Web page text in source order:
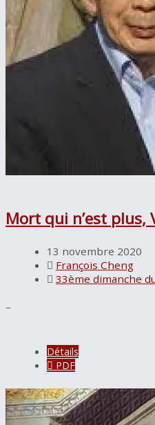
Mort qui n’est plus,
13 novembre 2020
François Cheng
33ème dimanche
–
Détails
PDF